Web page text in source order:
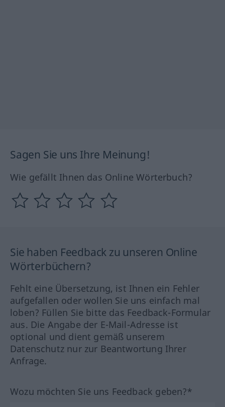
Sagen Sie uns Ihre Meinung!
Wie gefällt Ihnen das Online Wörterbuch?
Sie haben Feedback zu unseren Online
Wörterbüchern?
Fehlt eine Übersetzung, ist Ihnen ein Fehler
aufgefallen oder wollen Sie uns einfach mal
loben? Füllen Sie bitte das Feedback-Formular
aus. Die Angabe der E-Mail-Adresse ist
optional und dient gemäß unserem
Datenschutz nur zur Beantwortung Ihrer
Anfrage.
Wozu möchten Sie uns Feedback geben?*